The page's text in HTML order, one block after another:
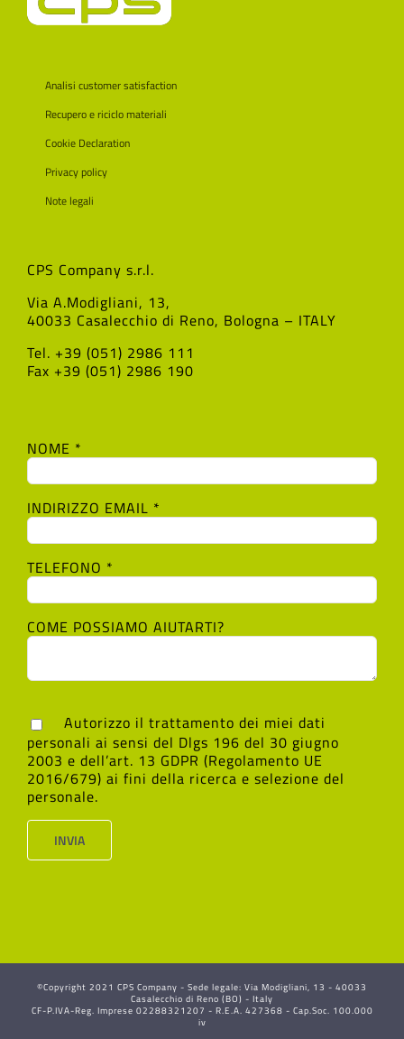
Analisi customer satisfaction
Recupero e riciclo materiali
Cookie Declaration
Privacy policy
Note legali
CPS Company s.r.l.
Via A.Modigliani, 13,
40033 Casalecchio di Reno, Bologna – ITALY
Tel. +39 (051) 2986 111
Fax +39 (051) 2986 190
NOME *
INDIRIZZO EMAIL *
TELEFONO *
COME POSSIAMO AIUTARTI?
Autorizzo il trattamento dei miei dati
personali ai sensi del Dlgs 196 del 30 giugno
2003 e dell’art. 13 GDPR (Regolamento UE
2016/679) ai fini della ricerca e selezione del
personale.
©Copyright 2021 CPS Company - Sede legale: Via Modigliani, 13 - 40033
Casalecchio di Reno (BO) - Italy
CF-P.IVA-Reg. Imprese 02288321207 - R.E.A. 427368 - Cap.Soc. 100.000
iv